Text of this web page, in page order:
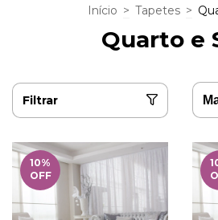
Início > Tapetes >
Quarto e
Filtrar
10%
OFF